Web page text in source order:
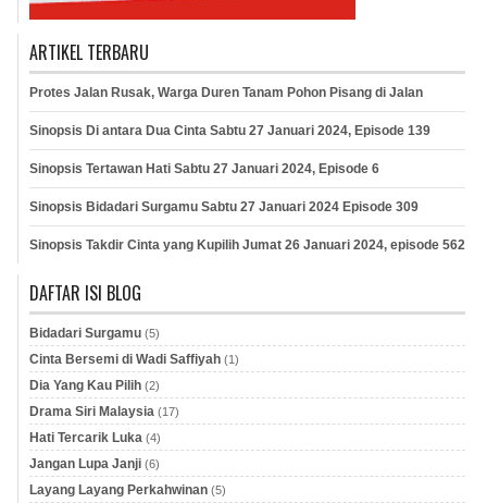
ARTIKEL TERBARU
Protes Jalan Rusak, Warga Duren Tanam Pohon Pisang di Jalan
Sinopsis Di antara Dua Cinta Sabtu 27 Januari 2024, Episode 139
Sinopsis Tertawan Hati Sabtu 27 Januari 2024, Episode 6
Sinopsis Bidadari Surgamu Sabtu 27 Januari 2024 Episode 309
Sinopsis Takdir Cinta yang Kupilih Jumat 26 Januari 2024, episode 562
DAFTAR ISI BLOG
Bidadari Surgamu (5)
Cinta Bersemi di Wadi Saffiyah (1)
Dia Yang Kau Pilih (2)
Drama Siri Malaysia (17)
Hati Tercarik Luka (4)
Jangan Lupa Janji (6)
Layang Layang Perkahwinan (5)